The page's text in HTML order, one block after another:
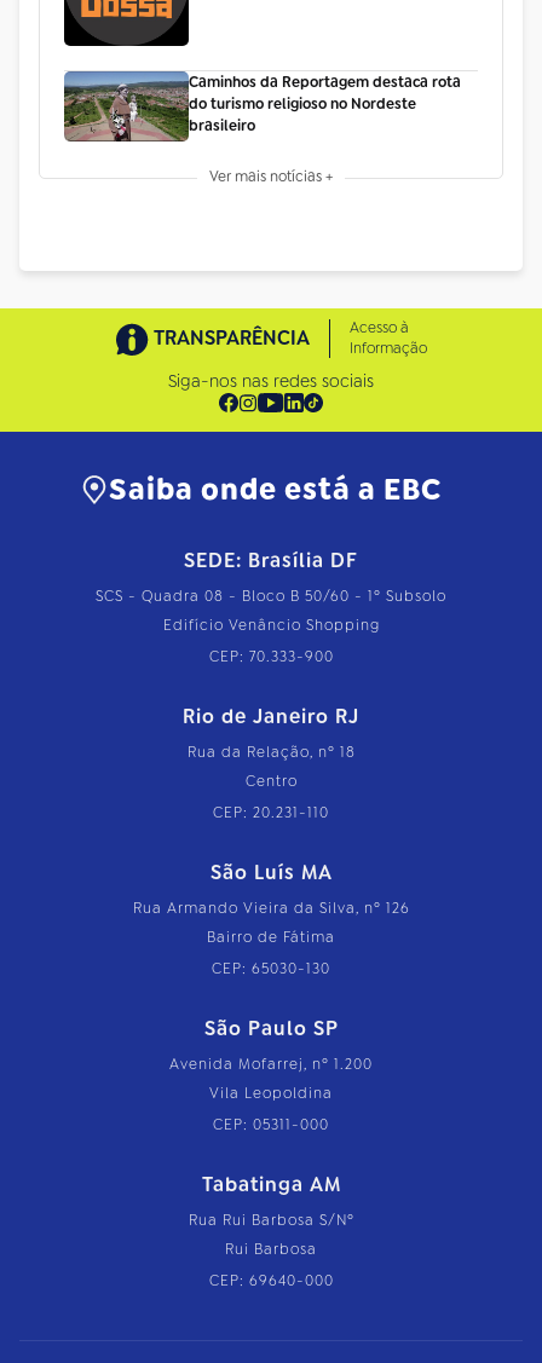
Caminhos da Reportagem destaca rota
do turismo religioso no Nordeste
brasileiro
Ver mais notícias +
TRANSPARÊNCIA
Acesso à
Informação
Siga-nos nas redes sociais
Saiba onde está a EBC
SEDE: Brasília DF
SCS - Quadra 08 - Bloco B 50/60 - 1º Subsolo
Edifício Venâncio Shopping
CEP: 70.333-900
Rio de Janeiro RJ
Rua da Relação, nº 18
Centro
CEP: 20.231-110
São Luís MA
Rua Armando Vieira da Silva, nº 126
Bairro de Fátima
CEP: 65030-130
São Paulo SP
Avenida Mofarrej, nº 1.200
Vila Leopoldina
CEP: 05311-000
Tabatinga AM
Rua Rui Barbosa S/Nº
Rui Barbosa
CEP: 69640-000